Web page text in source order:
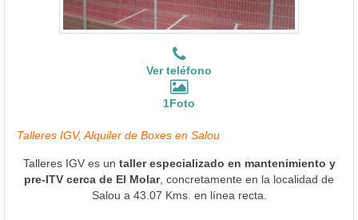
Ver teléfono
1Foto
Talleres IGV, Alquiler de Boxes en Salou
Talleres IGV es un taller especializado en mantenimiento y
pre-ITV cerca de El Molar, concretamente en la localidad de
Salou a 43.07 Kms. en línea recta.